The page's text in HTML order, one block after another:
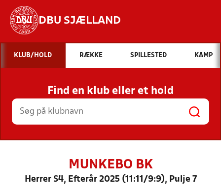
DBU SJÆLLAND
Hvad vil du søge efter?
INDHOLD OG NYHEDER
STILLINGER, RESULTATER, KLUBBER OG
HOLD
KLUB/HOLD RÆKKE SPILLESTED KAMP
Find en klub eller et hold
MUNKEBO BK
Herrer S4, Efterår 2025 (11:11/9:9), Pulje 7